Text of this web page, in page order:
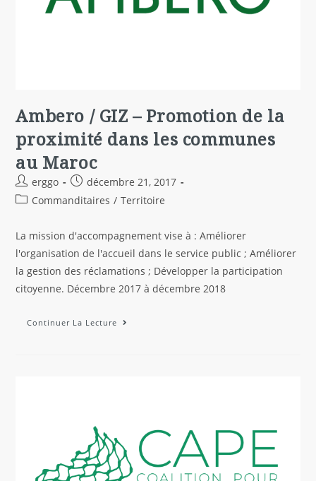
Ambero / GIZ – Promotion de la
proximité dans les communes
au Maroc
erggo
décembre 21, 2017
Commanditaires / Territoire
La mission d'accompagnement vise à : Améliorer
l'organisation de l'accueil dans le service public ; Améliorer
la gestion des réclamations ; Développer la participation
citoyenne. Décembre 2017 à décembre 2018
Continuer La Lecture